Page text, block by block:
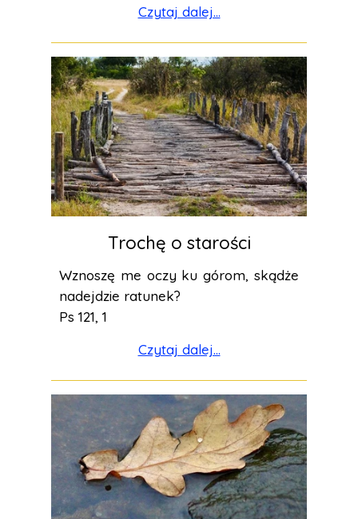
Czytaj dalej...
Trochę o starości
Wznoszę me oczy ku górom, skądże
nadejdzie ratunek?
Ps 121, 1
Czytaj dalej...